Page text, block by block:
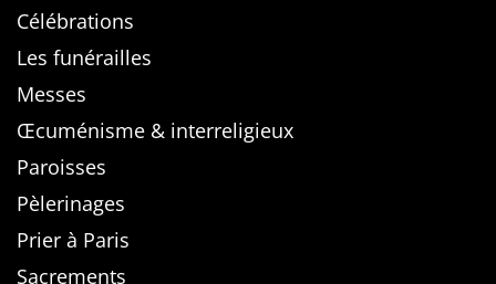
Célébrations
Les funérailles
Messes
Œcuménisme & interreligieux
Paroisses
Pèlerinages
Prier à Paris
Sacrements